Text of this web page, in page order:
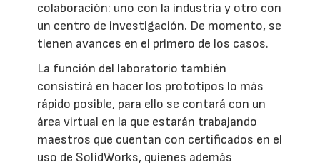
colaboración: uno con la industria y otro con
un centro de investigación. De momento, se
tienen avances en el primero de los casos.
La función del laboratorio también
consistirá en hacer los prototipos lo más
rápido posible, para ello se contará con un
área virtual en la que estarán trabajando
maestros que cuentan con certificados en el
uso de SolidWorks, quienes además